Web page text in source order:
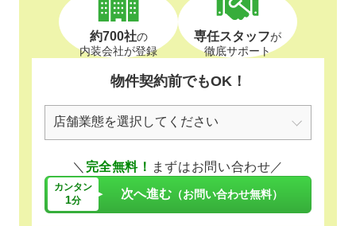
約700社の
内装会社が登録
専任スタッフが
徹底サポート
物件契約前でもOK！
＼ 完全無料！ まずはお問い合わせ／
カンタン
1分 次へ進む （お問い合わせ無料）